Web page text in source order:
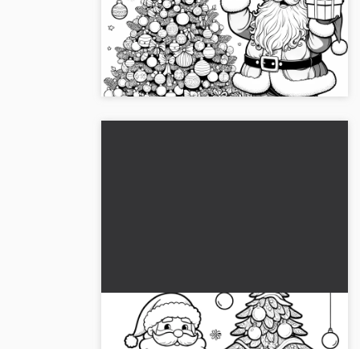
Joulupukki, monet lahjat &
joulukuusi (värityskuva)
Iloinen joulupukki lahjojen kanssa kuusen
alla värityskuva. 🎅 Lataa nyt ilmaiseksi!...
Joulupukki, lahjat, joulukuusi:
yksinkertainen värityskuva